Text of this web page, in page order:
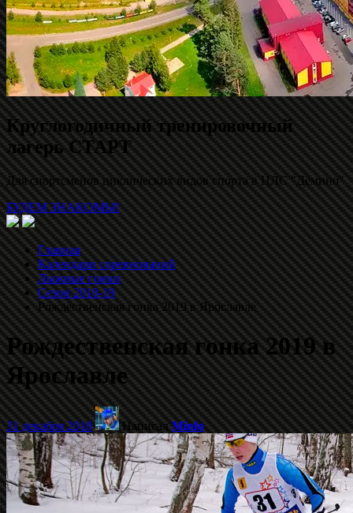
Круглогодичный тренировочный
лагерь СТАРТ
Для спортсменов циклических видов спорта в ЦЛС "Дёмино"
БУДЕМ ЗНАКОМЫ!
Главная
Календари соревнований
Лыжные гонки
Сезон 2018-19
Рождественская гонка 2019 в Ярославле
Рождественская гонка 2019 в
Ярославле
31 декабря 2018 НаписалMinfo